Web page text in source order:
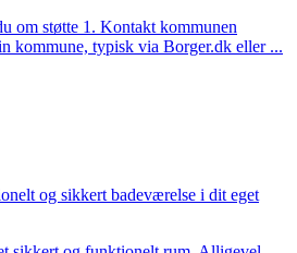
om støtte 1. Kontakt kommunen
kommune, typisk via Borger.dk eller ...
og sikkert badeværelse i dit eget